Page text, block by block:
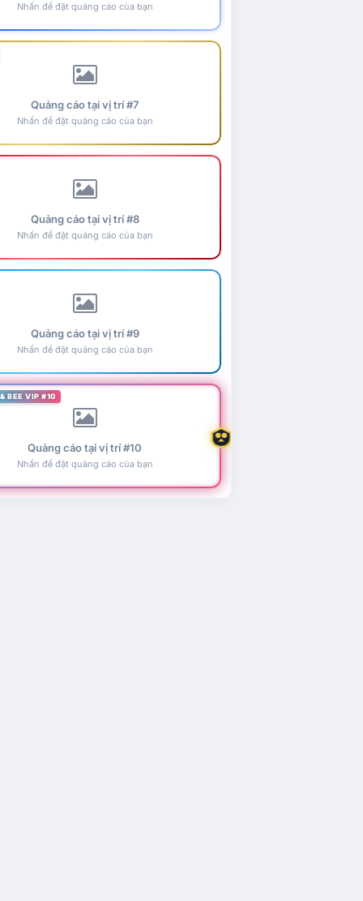
Nhấn để đặt quảng cáo của bạn
Quảng cáo tại vị trí #7
Nhấn để đặt quảng cáo của bạn
Quảng cáo tại vị trí #8
Nhấn để đặt quảng cáo của bạn
Quảng cáo tại vị trí #9
Nhấn để đặt quảng cáo của bạn
BEE VIP #10
Quảng cáo tại vị trí #10
Nhấn để đặt quảng cáo của bạn